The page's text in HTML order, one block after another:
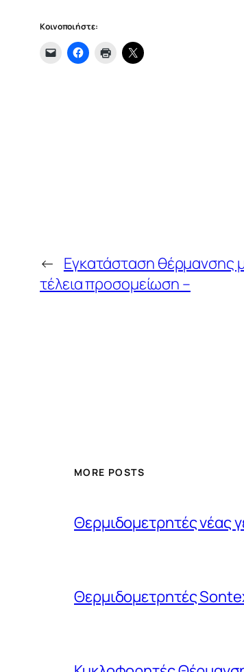
Κοινοποιήστε:
← Εγκατάσταση θέρμανσης
τέλεια προσομείωση –
MORE POSTS
Θερμιδομετρητές νέας
Θερμιδομετρητές